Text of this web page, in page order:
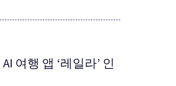
여행 앱 ‘레일라’ 인